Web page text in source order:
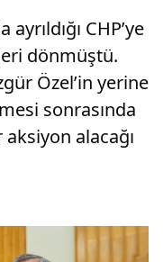
CHP’ye
dönmüştü.
Özel’in yerine
sonrasında
alacağı